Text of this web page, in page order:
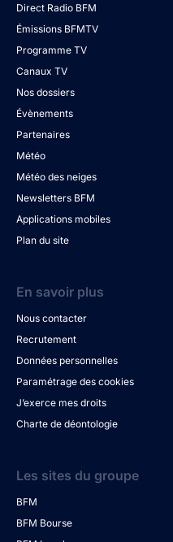
Direct Radio BFM
Émissions BFMTV
Programme TV
Canaux TV
Nos dossiers
Évènements
Partenaires
Météo
Météo des neiges
Newsletters BFM
Applications mobiles
Plan du site
En savoir plus
Nous contacter
Recrutement
Données personnelles
Paramétrage des cookies
J’exerce mes droits
Charte de déontologie
Les sites du groupe
BFM
BFM Bourse